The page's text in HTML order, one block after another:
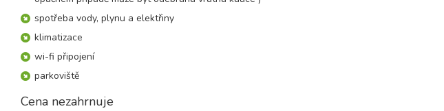
sobota - sobota
8 dní (7 nocí)
17.10. - 24.10.26
sobota - sobota
spotřeba vody, plynu a elektřiny
klimatizace
wi-fi připojení
parkoviště
Cena nezahrnuje